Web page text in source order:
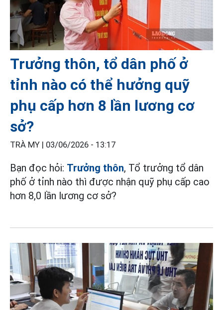
Trưởng thôn, tổ dân phố ở
tỉnh nào có thể hưởng quỹ
phụ cấp hơn 8 lần lương cơ
sở?
TRÀ MY | 03/06/2026 - 13:17
Bạn đọc hỏi: Trưởng thôn, Tổ trưởng tổ dân
phố ở tỉnh nào thì được nhận quỹ phụ cấp cao
hơn 8,0 lần lương cơ sở?